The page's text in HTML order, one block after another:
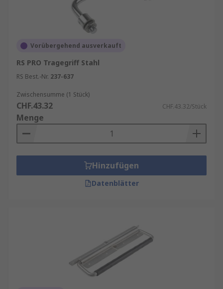
Vorübergehend ausverkauft
RS PRO Tragegriff Stahl
RS Best.-Nr. 237-637
Zwischensumme (1 Stück)
CHF.43.32 CHF.43.32/Stück
Menge
Hinzufügen
Datenblätter